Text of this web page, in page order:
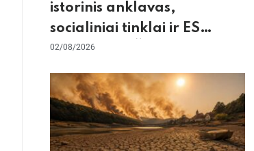
istorinis anklavas,
socialiniai tinklai ir ES
skilimas dėl Šengeno zonos
02/08/2026